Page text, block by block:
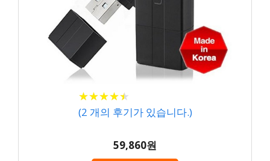
★★★★★
★★★★★
(2 개의 후기가 있습니다.)
59,860원